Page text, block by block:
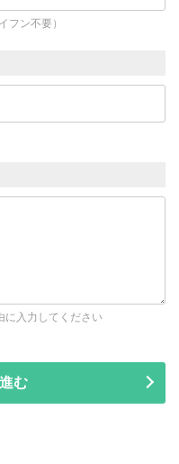
フン不要）
に入力してください